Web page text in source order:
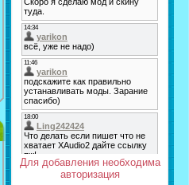
Для добавления необходима
авторизация